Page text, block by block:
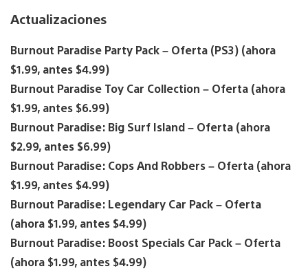
Actualizaciones
Burnout Paradise Party Pack – Oferta (PS3) (ahora
$1.99, antes $4.99)
Burnout Paradise Toy Car Collection – Oferta (ahora
$1.99, antes $6.99)
Burnout Paradise: Big Surf Island – Oferta (ahora
$2.99, antes $6.99)
Burnout Paradise: Cops And Robbers – Oferta (ahora
$1.99, antes $4.99)
Burnout Paradise: Legendary Car Pack – Oferta
(ahora $1.99, antes $4.99)
Burnout Paradise: Boost Specials Car Pack – Oferta
(ahora $1.99, antes $4.99)